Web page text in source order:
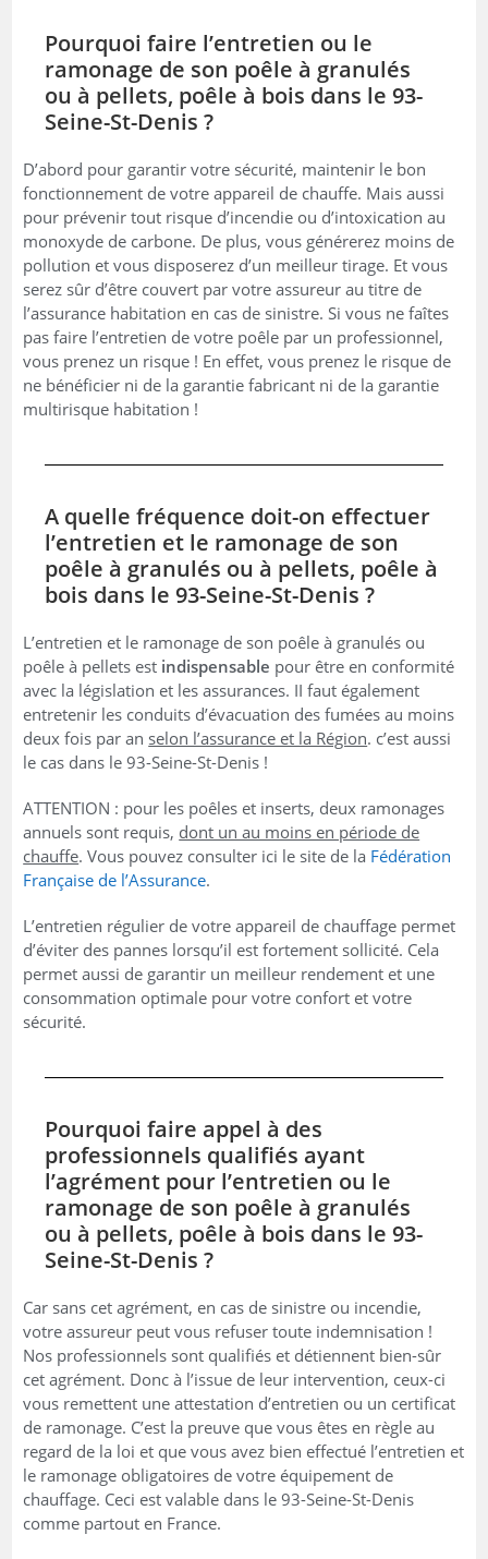
Pourquoi faire l’entretien ou le
ramonage de son poêle à granulés
ou à pellets, poêle à bois dans le 93-
Seine-St-Denis ?
D’abord pour garantir votre sécurité, maintenir le bon
fonctionnement de votre appareil de chauffe. Mais aussi
pour prévenir tout risque d’incendie ou d’intoxication au
monoxyde de carbone. De plus, vous générerez moins de
pollution et vous disposerez d’un meilleur tirage. Et vous
serez sûr d’être couvert par votre assureur au titre de
l’assurance habitation en cas de sinistre. Si vous ne faîtes
pas faire l’entretien de votre poêle par un professionnel,
vous prenez un risque ! En effet, vous prenez le risque de
ne bénéficier ni de la garantie fabricant ni de la garantie
multirisque habitation !
A quelle fréquence doit-on effectuer
l’entretien et le ramonage de son
poêle à granulés ou à pellets, poêle à
bois dans le 93-Seine-St-Denis ?
L’entretien et le ramonage de son poêle à granulés ou
poêle à pellets est indispensable pour être en conformité
avec la législation et les assurances. II faut également
entretenir les conduits d’évacuation des fumées au moins
deux fois par an selon l’assurance et la Région. c’est aussi
le cas dans le 93-Seine-St-Denis !
ATTENTION : pour les poêles et inserts, deux ramonages
annuels sont requis, dont un au moins en période de
chauffe. Vous pouvez consulter ici le site de la Fédération
Française de l’Assurance.
L’entretien régulier de votre appareil de chauffage permet
d’éviter des pannes lorsqu’il est fortement sollicité. Cela
permet aussi de garantir un meilleur rendement et une
consommation optimale pour votre confort et votre
sécurité.
Pourquoi faire appel à des
professionnels qualifiés ayant
l’agrément pour l’entretien ou le
ramonage de son poêle à granulés
ou à pellets, poêle à bois dans le 93-
Seine-St-Denis ?
Car sans cet agrément, en cas de sinistre ou incendie,
votre assureur peut vous refuser toute indemnisation !
Nos professionnels sont qualifiés et détiennent bien-sûr
cet agrément. Donc à l’issue de leur intervention, ceux-ci
vous remettent une attestation d’entretien ou un certificat
de ramonage. C’est la preuve que vous êtes en règle au
regard de la loi et que vous avez bien effectué l’entretien et
le ramonage obligatoires de votre équipement de
chauffage. Ceci est valable dans le 93-Seine-St-Denis
comme partout en France.